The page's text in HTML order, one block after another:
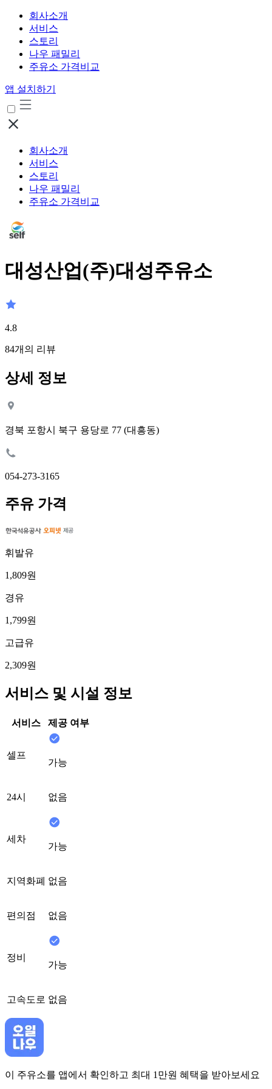
회사소개
서비스
스토리
나우 패밀리
주유소 가격비교
앱 설치하기
회사소개
서비스
스토리
나우 패밀리
주유소 가격비교
대성산업(주)대성주유소
4.8
84개의 리뷰
상세 정보
경북 포항시 북구 용당로 77 (대흥동)
054-273-3165
주유 가격
휘발유
1,809원
경유
1,799원
고급유
2,309원
서비스 및 시설 정보
서비스 제공 여부
셀프
가능
24시 없음
세차
가능
지역화폐 없음
편의점 없음
정비
가능
고속도로 없음
이 주유소를 앱에서 확인하고 최대 1만원 혜택을 받아보세요